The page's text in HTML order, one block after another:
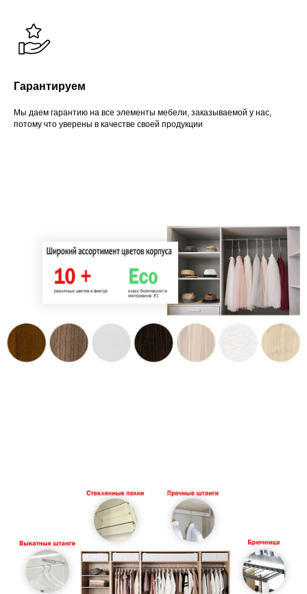
Гарантируем
Мы даем гарантию на все элементы мебели, заказываемой у нас,
потому что уверены в качестве своей продукции